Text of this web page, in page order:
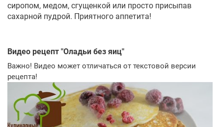
сиропом, медом, сгущенкой или просто присыпав
сахарной пудрой. Приятного аппетита!
Видео рецепт "Оладьи без яиц"
Важно! Видео может отличаться от текстовой версии
рецепта!